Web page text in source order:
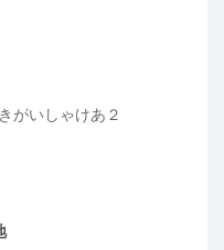
がいしゃけあ２